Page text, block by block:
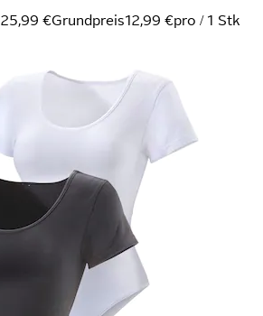
25,99 €Grundpreis12,99 €pro / 1 Stk